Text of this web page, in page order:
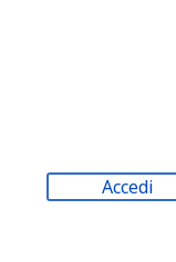
Accedi